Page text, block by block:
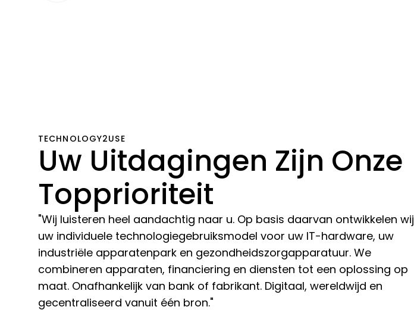
TECHNOLOGY2USE
Uw Uitdagingen Zijn Onze
Topprioriteit
"Wij luisteren heel aandachtig naar u. Op basis daarvan ontwikkelen wij
uw individuele technologiegebruiksmodel voor uw IT-hardware, uw
industriële apparatenpark en gezondheidszorgapparatuur. We
combineren apparaten, financiering en diensten tot een oplossing op
maat. Onafhankelijk van bank of fabrikant. Digitaal, wereldwijd en
gecentraliseerd vanuit één bron."